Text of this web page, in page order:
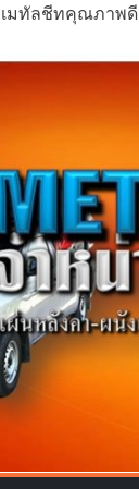
เมทัลชีทคุณภาพดี